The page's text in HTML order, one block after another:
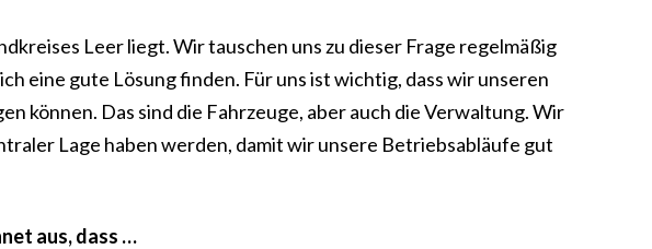
Leer liegt. Wir tauschen uns zu dieser Frage regelmäßig
eine gute Lösung finden. Für uns ist wichtig, dass wir unseren
können. Das sind die Fahrzeuge, aber auch die Verwaltung. Wir
Lage haben werden, damit wir unsere Betriebsabläufe gut
aus, dass …